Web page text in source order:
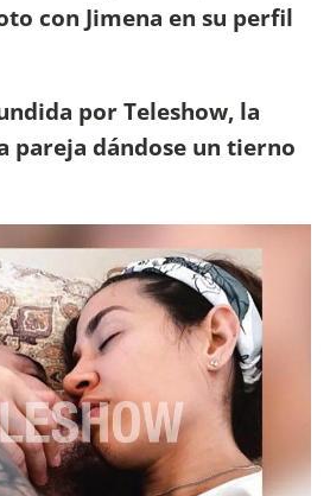
con Jimena en su perfil
por Teleshow, la
pareja dándose un tierno